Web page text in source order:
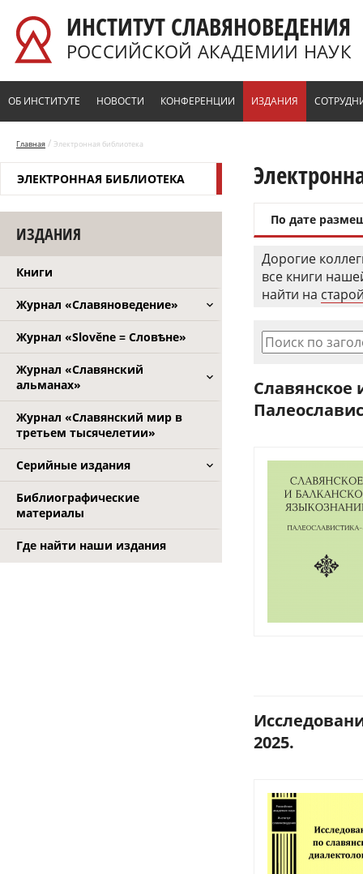
ИНСТИТУТ СЛАВЯНОВЕДЕНИЯ
РОССИЙСКОЙ АКАДЕМИИ НАУК
ОБ ИНСТИТУТЕ НОВОСТИ КОНФЕРЕНЦИИ ИЗДАНИЯ
Главная / Электронная библиотека
ЭЛЕКТРОННАЯ БИБЛИОТЕКА
ИЗДАНИЯ
Книги
Журнал «Славяноведение»
Журнал «Slověne = Словѣне»
Журнал «Славянский
альманах»
Журнал «Славянский мир в
третьем тысячелетии»
Серийные издания
Библиографические
материалы
Где найти наши издания
По дате
Дорогие
все книги
найти на
Поиск по
Славянское
2025.